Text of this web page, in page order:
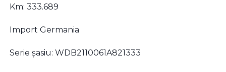
Km: 333.689
Import Germania
Serie șasiu: WDB2110061A821333